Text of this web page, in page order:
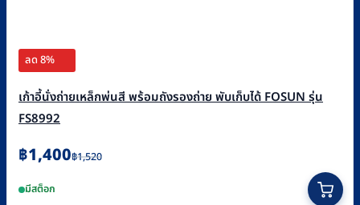
ลด 8%
เก้าอี้นั่งถ่ายเหล็กพ่นสี พร้อมถังรองถ่าย พับเก็บได้ FOSUN รุ่น
FS8992
฿1,520
Original
was:
฿1,400
Current
is:มีสต็อก